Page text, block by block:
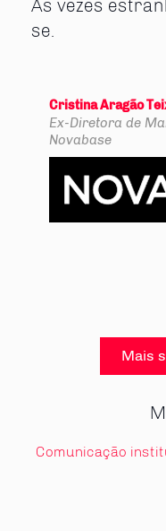
Às vezes
se.
Cristina Aragão
Ex-Diretora de
Novabase
Mais
Comunicação